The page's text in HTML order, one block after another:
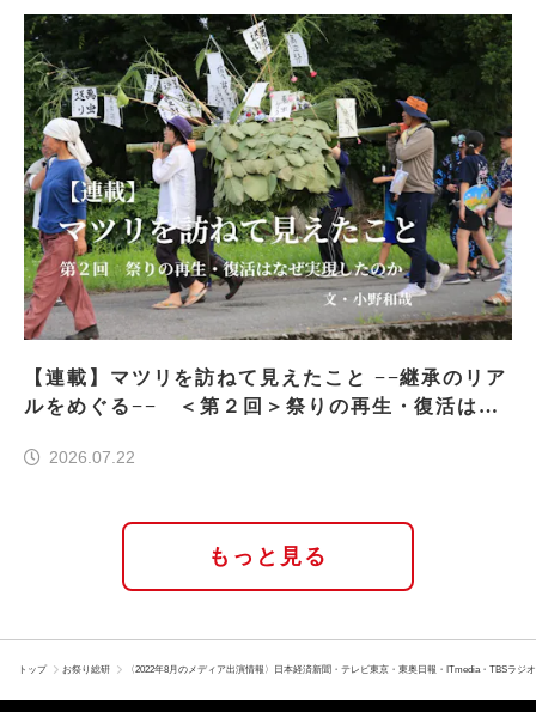
【連載】マツリを訪ねて見えたこと −−継承のリア
ルをめぐる−− ＜第２回＞祭りの再生・復活はな
2026.07.22
もっと見る
トップ お祭り総研 〈2022年8月のメディア出演情報〉日本経済新聞・テレビ東京・東奥日報・ITmedia・TBSラジ